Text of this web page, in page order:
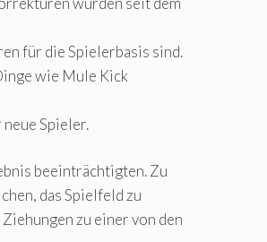
für die Spielerbasis sind.
wie Mule Kick
Spieler.
beeinträchtigten. Zu
das Spielfeld zu
zu einer von den